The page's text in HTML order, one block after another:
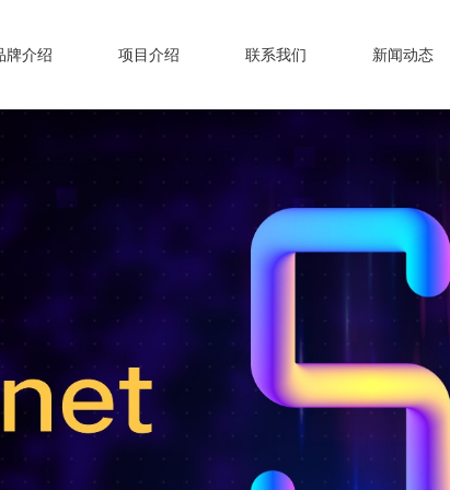
牌介绍 项目介绍 联系我们 新闻动态